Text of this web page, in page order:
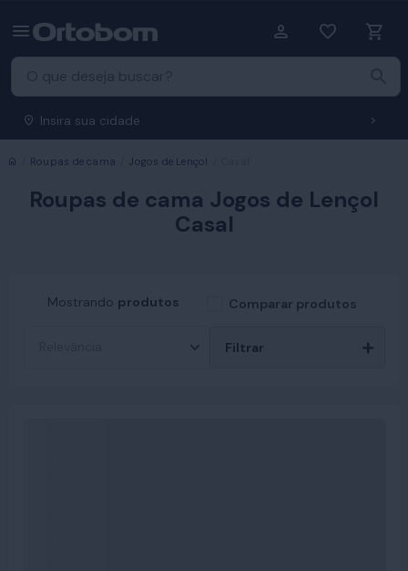
Insira sua cidade
Início
Roupas de cama Jogos de Lençol
Roupas de cama Jogos de Lençol
Casal
Mostrando produtos Comparar produtos
Filtrar